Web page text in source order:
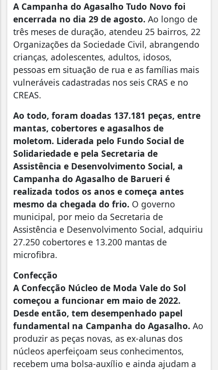
A Campanha do Agasalho Tudo Novo foi
encerrada no dia 29 de agosto. Ao longo de
três meses de duração, atendeu 25 bairros, 22
Organizações da Sociedade Civil, abrangendo
crianças, adolescentes, adultos, idosos,
pessoas em situação de rua e as famílias mais
vulneráveis cadastradas nos seis CRAS e no
CREAS.
Ao todo, foram doadas 137.181 peças, entre
mantas, cobertores e agasalhos de
moletom. Liderada pelo Fundo Social de
Solidariedade e pela Secretaria de
Assistência e Desenvolvimento Social, a
Campanha do Agasalho de Barueri é
realizada todos os anos e começa antes
mesmo da chegada do frio. O governo
municipal, por meio da Secretaria de
Assistência e Desenvolvimento Social, adquiriu
27.250 cobertores e 13.200 mantas de
microfibra.
Confecção
A Confecção Núcleo de Moda Vale do Sol
começou a funcionar em maio de 2022.
Desde então, tem desempenhado papel
fundamental na Campanha do Agasalho. Ao
produzir as peças novas, as ex-alunas dos
núcleos aperfeiçoam seus conhecimentos,
recebem uma bolsa-auxílio e ainda ajudam a